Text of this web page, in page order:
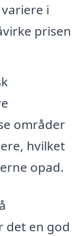
i
prisen
områder
hvilket
opad.
det en god